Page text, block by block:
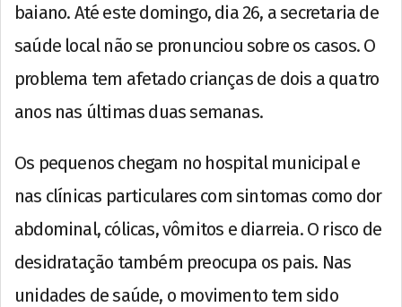
baiano. Até este domingo, dia 26, a secretaria de
saúde local não se pronunciou sobre os casos. O
problema tem afetado crianças de dois a quatro
anos nas últimas duas semanas.
Os pequenos chegam no hospital municipal e
nas clínicas particulares com sintomas como dor
abdominal, cólicas, vômitos e diarreia. O risco de
desidratação também preocupa os pais. Nas
unidades de saúde, o movimento tem sido